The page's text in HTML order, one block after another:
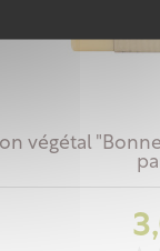
végétal